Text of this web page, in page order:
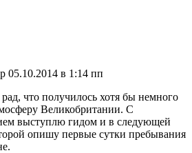
05.10.2014 в 1:14 пп
что получилось хотя бы немного
Великобритании. С
выступлю гидом и в следующей
опишу первые сутки пребывания